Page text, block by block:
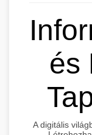
és
A digitális